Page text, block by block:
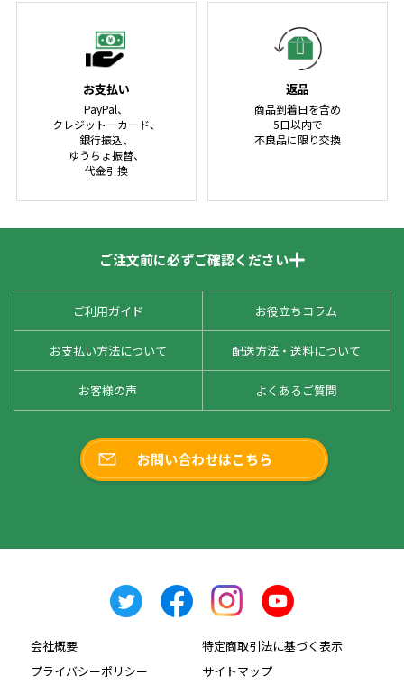
お支払い
PayPal、
クレジットーカード、
銀行振込、
ゆうちょ振替、
代金引換
返品
商品到着日を含め
5日以内で
不良品に限り交換
ご注文前に必ずご確認ください
ご利用ガイド お役立ちコラム
お支払い方法について 配送方法・送料について
お客様の声 よくあるご質問
お問い合わせはこちら
会社概要
特定商取引法に基づく表示
プライバシーポリシー
サイトマップ